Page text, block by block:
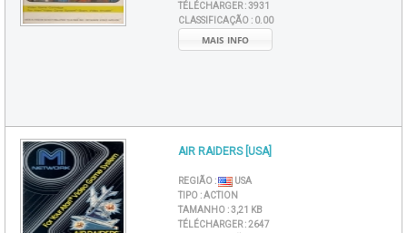
TÉLÉCHARGER :3931
CLASSIFICAÇÃO : 0.00
MAIS INFO
AIR RAIDERS [USA]
REGIÃO :
USA
TIPO :ACTION
TAMANHO :3,21 KB
TÉLÉCHARGER :2647